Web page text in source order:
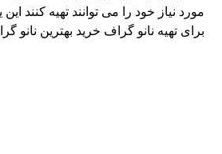
مورد نیاز خود را می توانند تهیه کنند
برای تهیه نانو گراف خرید بهترین نانو